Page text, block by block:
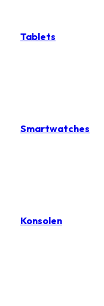
Tablets
Smartwatches
Konsolen